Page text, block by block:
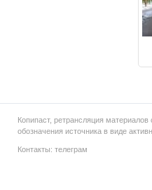
Копипаст, ретрансляция
обозначения источника в виде
Контакты: телеграм